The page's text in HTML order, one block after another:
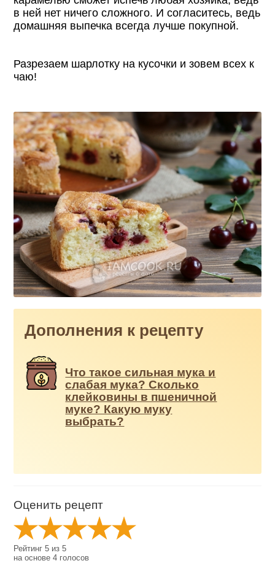
в ней нет ничего сложного. И согласитесь, ведь
домашняя выпечка всегда лучше покупной.
Разрезаем шарлотку на кусочки и зовем всех к
чаю!
Дополнения к рецепту
Что такое сильная мука и
слабая мука? Сколько
клейковины в пшеничной
муке? Какую муку
выбрать?
Оценить рецепт
Рейтинг5 из5
на основе4 голосов